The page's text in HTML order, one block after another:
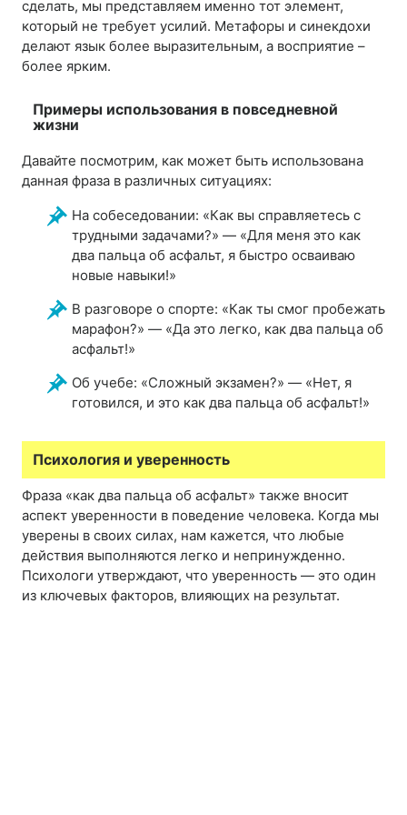
сделать, мы представляем именно тот элемент,
который не требует усилий. Метафоры и синекдохи
делают язык более выразительным, а восприятие –
более ярким.
Примеры использования в повседневной
жизни
Давайте посмотрим, как может быть использована
данная фраза в различных ситуациях:
На собеседовании: «Как вы справляетесь с
трудными задачами?» — «Для меня это как
два пальца об асфальт, я быстро осваиваю
новые навыки!»
В разговоре о спорте: «Как ты смог пробежать
марафон?» — «Да это легко, как два пальца об
асфальт!»
Об учебе: «Сложный экзамен?» — «Нет, я
готовился, и это как два пальца об асфальт!»
Психология и уверенность
Фраза «как два пальца об асфальт» также вносит
аспект уверенности в поведение человека. Когда мы
уверены в своих силах, нам кажется, что любые
действия выполняются легко и непринужденно.
Психологи утверждают, что уверенность — это один
из ключевых факторов, влияющих на результат.